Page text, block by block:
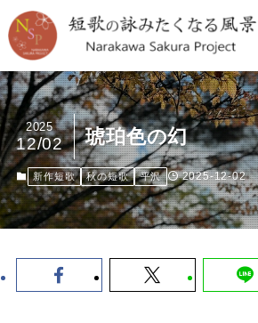
琥珀色の幻
2025
12/02
新作短歌 秋の短歌 平沢 2025-12-02